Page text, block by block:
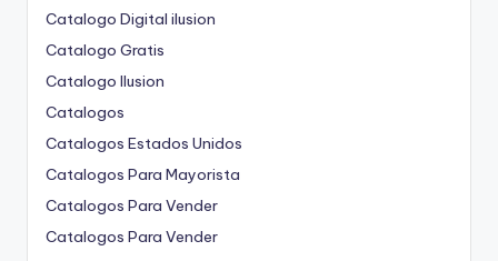
Catalogo Digital ilusion
Catalogo Gratis
Catalogo Ilusion
Catalogos
Catalogos Estados Unidos
Catalogos Para Mayorista
Catalogos Para Vender
Catalogos Para Vender